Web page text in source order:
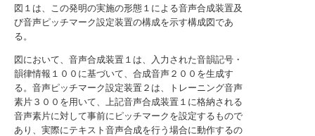
図１は、この発明の実施の形態１による音声合成装置及
び音声ピッチマーク設定装置の構成を示す構成図であ
る。
図において、音声合成装置１は、入力された音韻記号・
韻律情報１００に基づいて、合成音声２００を生成す
る。音声ピッチマーク設定装置２は、トレーニング音声
素片３００を用いて、上記音声合成装置１に格納される
音声素片に対して事前にピッチマークを設定するもので
あり、実際にテキスト音声合成を行う場合に動作するの